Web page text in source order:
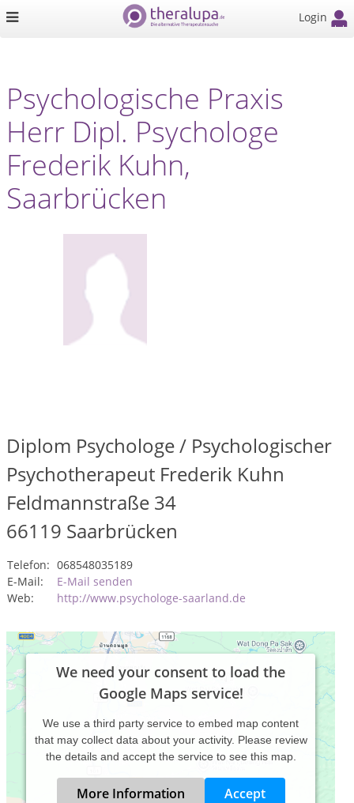
Login
Psychologische Praxis
Herr Dipl. Psychologe
Frederik Kuhn,
Saarbrücken
Diplom Psychologe / Psychologischer
Psychotherapeut Frederik Kuhn
Feldmannstraße 34
66119 Saarbrücken
Telefon: 068548035189
E-Mail:
E-Mail senden
Web:
http://www.psychologe-saarland.de
We need your consent to load the
Google Maps service!
We use a third party service to embed map content
that may collect data about your activity. Please review
the details and accept the service to see this map.
More Information Accept